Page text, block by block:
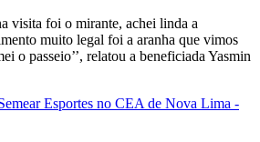
visita foi o mirante, achei linda a
muito legal foi a aranha que vimos
o passeio’’, relatou a beneficiada Yasmin